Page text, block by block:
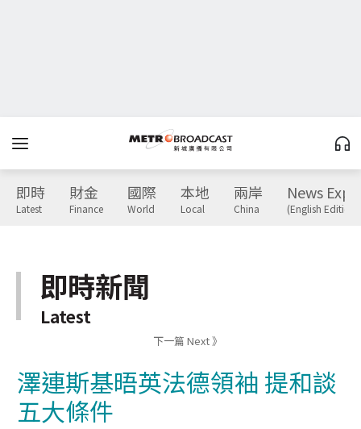
即時
Latest
財金
Finance
國際
World
本地
Local
兩岸
China
News
(English Edition)
即時新聞
Latest
下一篇 Next 》
澤連斯基晤英法德領袖 提和談
五大條件